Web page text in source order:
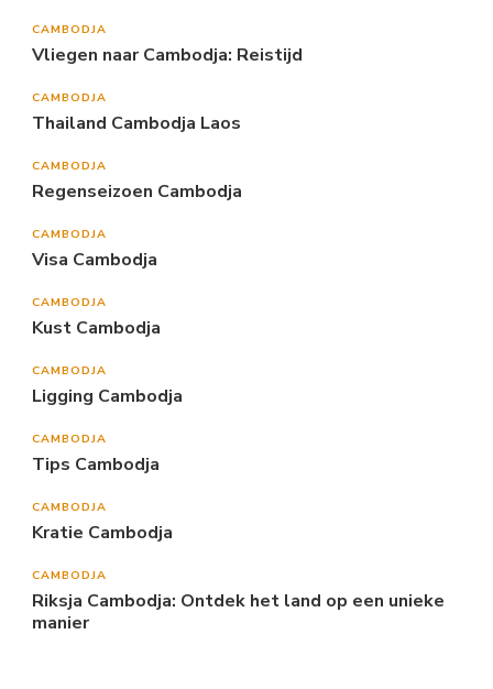
CAMBODJA
Vliegen naar Cambodja: Reistijd
CAMBODJA
Thailand Cambodja Laos
CAMBODJA
Regenseizoen Cambodja
CAMBODJA
Visa Cambodja
CAMBODJA
Kust Cambodja
CAMBODJA
Ligging Cambodja
CAMBODJA
Tips Cambodja
CAMBODJA
Kratie Cambodja
CAMBODJA
Riksja Cambodja: Ontdek het land op een unieke
manier